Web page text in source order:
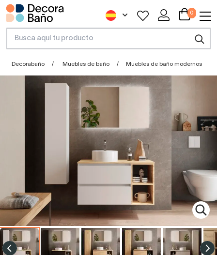
0
Decorabaño Muebles de baño Muebles de baño modernos